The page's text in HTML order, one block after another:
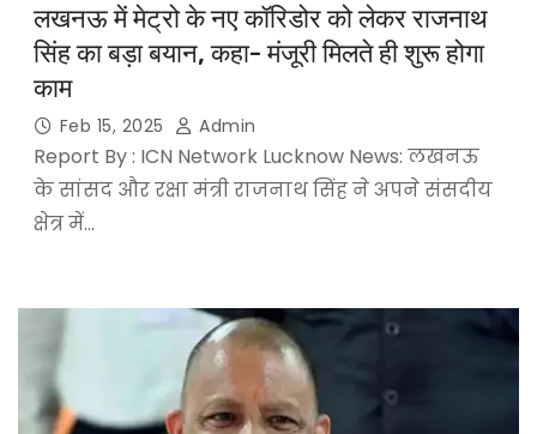
लखनऊ में मेट्रो के नए कॉरिडोर को लेकर राजनाथ
सिंह का बड़ा बयान, कहा- मंजूरी मिलते ही शुरू होगा
काम
Feb 15, 2025 Admin
Report By : ICN Network Lucknow News: लखनऊ
के सांसद और रक्षा मंत्री राजनाथ सिंह ने अपने संसदीय
क्षेत्र में…